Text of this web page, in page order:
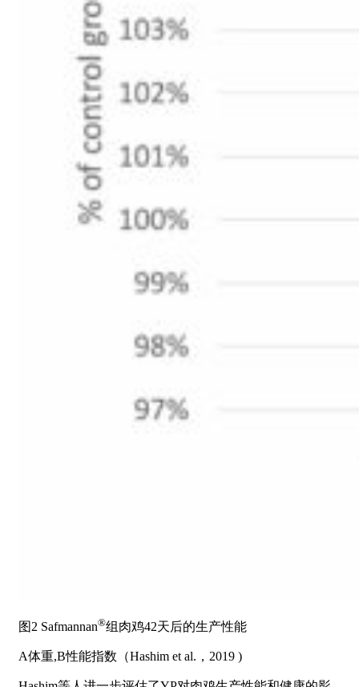
图2 Safmannan®组肉鸡42天后的生产性能
A体重,B性能指数（Hashim et al.，2019 )